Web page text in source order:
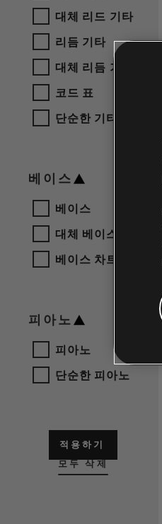
대체 리드 기타
리듬 기타
대체 리듬 기타
코드 표
단순한 기타
베이스
베이스
대체 베이스
베이스 차트
피아노
피아노
단순한 피아노
적용하기
모두 삭제